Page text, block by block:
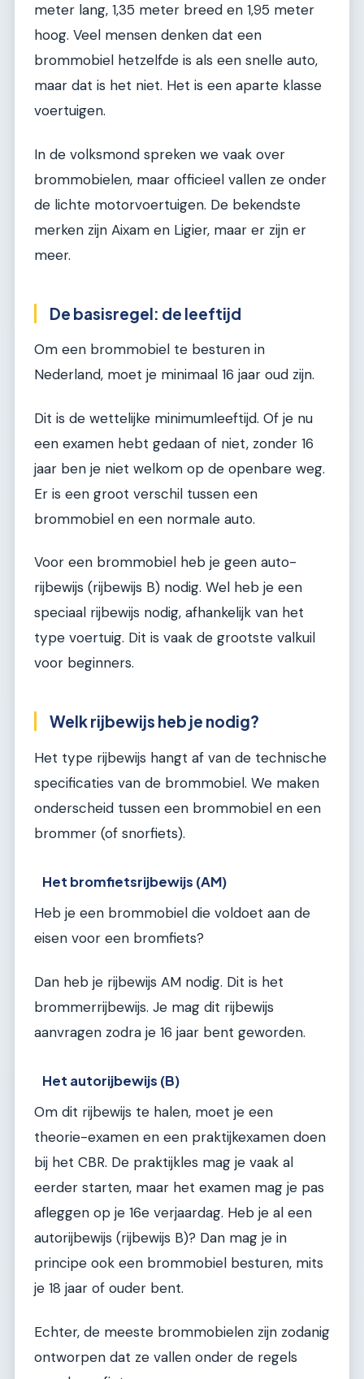
meter lang, 1,35 meter breed en 1,95 meter
hoog. Veel mensen denken dat een
brommobiel hetzelfde is als een snelle auto,
maar dat is het niet. Het is een aparte klasse
voertuigen.
In de volksmond spreken we vaak over
brommobielen, maar officieel vallen ze onder
de lichte motorvoertuigen. De bekendste
merken zijn Aixam en Ligier, maar er zijn er
meer.
De basisregel: de leeftijd
Om een brommobiel te besturen in
Nederland, moet je minimaal 16 jaar oud zijn.
Dit is de wettelijke minimumleeftijd. Of je nu
een examen hebt gedaan of niet, zonder 16
jaar ben je niet welkom op de openbare weg.
Er is een groot verschil tussen een
brommobiel en een normale auto.
Voor een brommobiel heb je geen auto-
rijbewijs (rijbewijs B) nodig. Wel heb je een
speciaal rijbewijs nodig, afhankelijk van het
type voertuig. Dit is vaak de grootste valkuil
voor beginners.
Welk rijbewijs heb je nodig?
Het type rijbewijs hangt af van de technische
specificaties van de brommobiel. We maken
onderscheid tussen een brommobiel en een
brommer (of snorfiets).
Het bromfietsrijbewijs (AM)
Heb je een brommobiel die voldoet aan de
eisen voor een bromfiets?
Dan heb je rijbewijs AM nodig. Dit is het
brommerrijbewijs. Je mag dit rijbewijs
aanvragen zodra je 16 jaar bent geworden.
Het autorijbewijs (B)
Om dit rijbewijs te halen, moet je een
theorie-examen en een praktijkexamen doen
bij het CBR. De praktijkles mag je vaak al
eerder starten, maar het examen mag je pas
afleggen op je 16e verjaardag. Heb je al een
autorijbewijs (rijbewijs B)? Dan mag je in
principe ook een brommobiel besturen, mits
je 18 jaar of ouder bent.
Echter, de meeste brommobielen zijn zodanig
ontworpen dat ze vallen onder de regels